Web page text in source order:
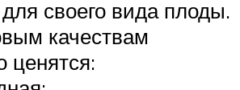
своего вида плоды.
качествам
ценятся: